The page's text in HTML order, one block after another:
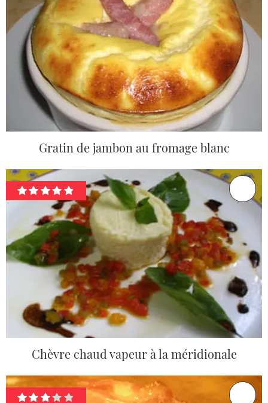
Gratin de jambon au fromage blanc
Chèvre chaud vapeur à la méridionale